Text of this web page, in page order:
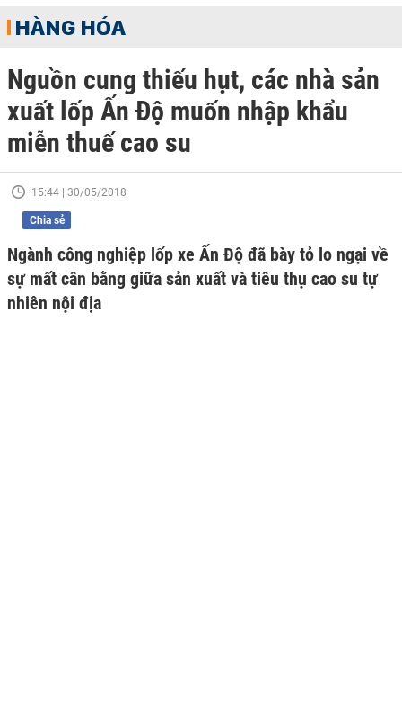
HÀNG HÓA
Nguồn cung thiếu hụt, các nhà sản
xuất lốp Ấn Độ muốn nhập khẩu
miễn thuế cao su
15:44 | 30/05/2018
Chia sẻ
Ngành công nghiệp lốp xe Ấn Độ đã bày tỏ lo ngại về
sự mất cân bằng giữa sản xuất và tiêu thụ cao su tự
nhiên nội địa